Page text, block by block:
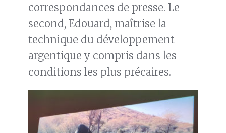
correspondances de presse. Le
second, Edouard, maîtrise la
technique du développement
argentique y compris dans les
conditions les plus précaires.